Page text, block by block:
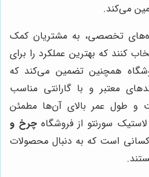
می‌کند.
تخصصی، به مشتریان کمک
کنند که بهترین عملکرد را برای
همچنین تضمین می‌کند که
معتبر و با گارانتی مناسب
و طول عمر بالای آن‌ها مطمئن
سورنتو از فروشگاه چرخ و
است که به دنبال محصولات